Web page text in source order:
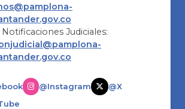
Judiciales:
@Instagram
@X